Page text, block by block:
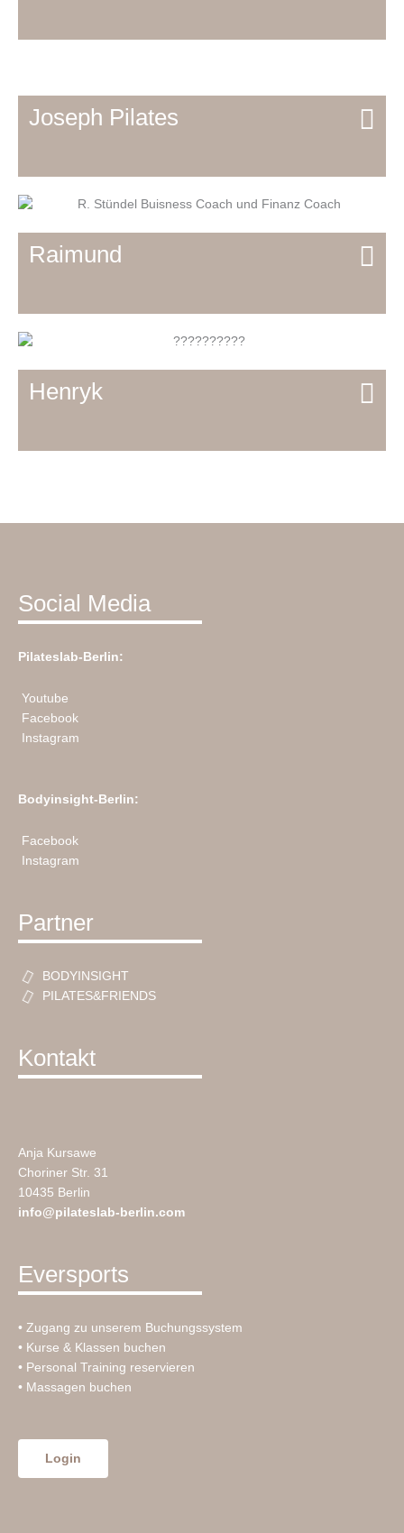
Joseph Pilates
Raimund
Henryk
Social Media
Pilateslab-Berlin:
Youtube
Facebook
Instagram
Bodyinsight-Berlin:
Facebook
Instagram
Partner
BODYINSIGHT
PILATES&FRIENDS
Kontakt
Anja Kursawe
Choriner Str. 31
10435 Berlin
info@pilateslab-berlin.com
Eversports
• Zugang zu unserem Buchungssystem
• Kurse & Klassen buchen
• Personal Training reservieren
• Massagen buchen
Login